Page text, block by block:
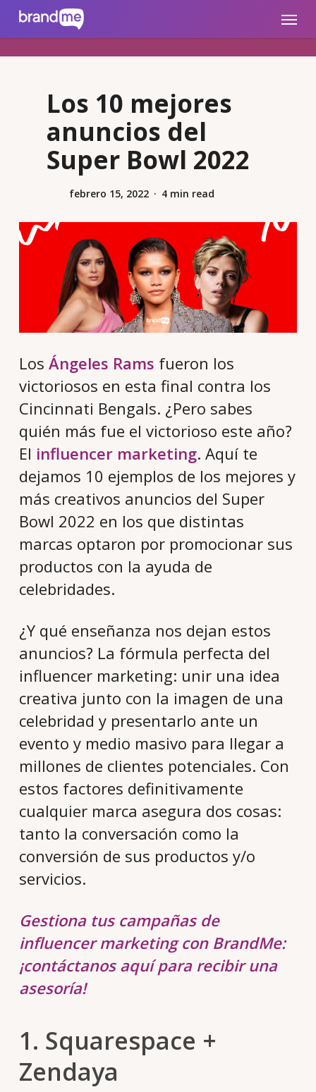
brandme.la Menu
Los 10 mejores
anuncios del
Super Bowl 2022
febrero 15, 2022 4 min read
Los Ángeles Rams fueron los
victoriosos en esta final contra los
Cincinnati Bengals. ¿Pero sabes
quién más fue el victorioso este año?
El influencer marketing. Aquí te
dejamos 10 ejemplos de los mejores y
más creativos anuncios del Super
Bowl 2022 en los que distintas
marcas optaron por promocionar sus
productos con la ayuda de
celebridades.
¿Y qué enseñanza nos dejan estos
anuncios? La fórmula perfecta del
influencer marketing: unir una idea
creativa junto con la imagen de una
celebridad y presentarlo ante un
evento y medio masivo para llegar a
millones de clientes potenciales. Con
estos factores definitivamente
cualquier marca asegura dos cosas:
tanto la conversación como la
conversión de sus productos y/o
servicios.
Gestiona tus campañas de
influencer marketing con BrandMe:
¡contáctanos aquí para recibir una
asesoría!
1. Squarespace +
Zendaya